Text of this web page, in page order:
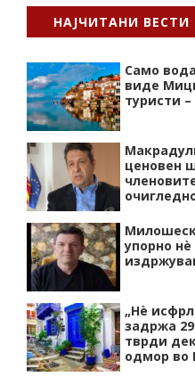
НАЈЧИТАНИ ВЕСТИ
Само
виде
туристи
ценовен
упорно
„Нѐ
задржа
тврди
одмор во